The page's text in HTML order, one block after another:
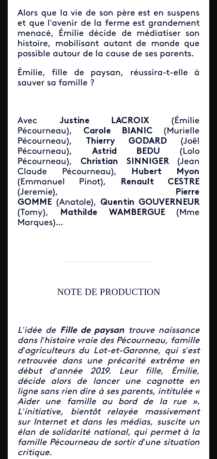
Alors que la vie de son père est en suspens
et que l’avenir de la ferme est grandement
menacé, Émilie décide de médiatiser son
histoire, mobilisant autant de monde que
possible autour de la cause de ses parents.
Émilie, fille de paysan, réussira-t-elle à
sauver sa famille ?
Avec Justine LACROIX (Émilie
Pécourneau), Carole BIANIC (Murielle
Pécourneau), Thierry GODARD (Joël
Pécourneau), Astrid BEDU (Lolo
Pécourneau), Christian SINNIGER(Jean
Claude Pécourneau), Hubert Myon
(Emmanuel Pinot),
Renault CESTRE
(Jeremie),
Pierre
GOMME (Anatole), Quentin GOUVERNEUR
(Tomy), Mathilde WAMBERGUE(Mme
Marques)...
NOTE DE PRODUCTION
L’idée de Fille de paysantrouve naissance
dans l’histoire vraie des Pécourneau, famille
d’agriculteurs du Lot-et-Garonne, qui s’est
retrouvée dans une précarité extrême en
début d’année 2019. Leur fille, Émilie,
décide alors de lancer une cagnotte en
ligne sans rien dire à ses parents, intitulée «
Aider une famille au bord de la rue ».
L’initiative, bientôt relayée massivement
sur Internet et dans les médias, suscite un
élan de solidarité national, qui permet à la
famille Pécourneau de sortir d’une situation
critique.